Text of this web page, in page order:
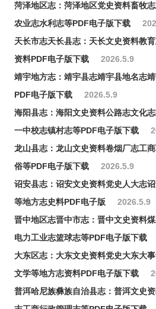
菏泽地区志：菏泽地区党史资料畜牧
农业志水利志等PDF电子版下载
天长市志天长县志：天长文史资料教
资料PDF电子版下载
2026.5.9
靖宇地方志：靖宇县志靖宇县地名志
PDF电子版下载
2026.5.9
海阳县志：海阳文史资料公路志文化
一中校志镇村志等PDF电子版下载
龙山县志：龙山文史资料卷烟厂志工
俗等PDF电子版下载
2026.5.9
诏安县志：诏安文史资料党史人大志
等地方志史料PDF电子版
2026.5.9
晋中地区志晋中市志：晋中文史资料
电力工业志篮球志等PDF电子版下载
大东区志：大东文史资料党史大东大
文学等地方志资料PDF电子版下载
普洱哈尼族彝族自治县志：普洱文史